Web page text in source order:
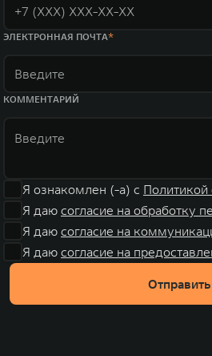
ЭЛЕКТРОННАЯ ПОЧТА
КОММЕНТАРИЙ
Я ознакомлен (-а) с Политикой
Я даю согласие на обработку
Я даю согласие на
Я даю согласие на
Отправить